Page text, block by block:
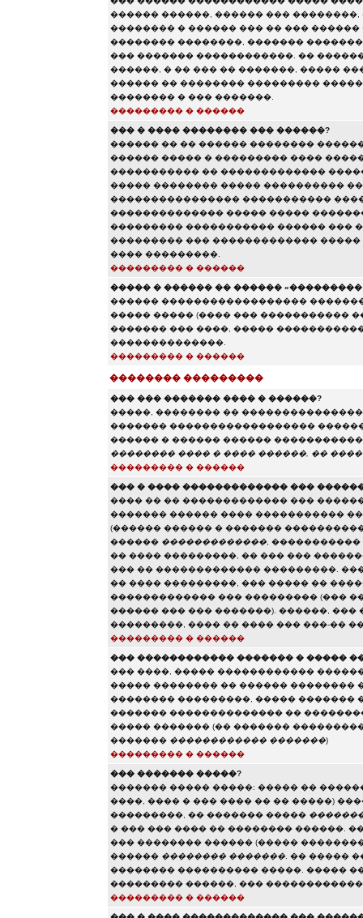
������ ������, ������ ���
�������� � ������ ��� �� ���
�������� ��������, �������
��� ������� ������������. ��
������, � �� ��� �� �������, �����
������ �� �������� ���������
�������� � ��� �������.
��������� � ������
��� � ���� �������� ��� ������?
������ �� �� ������ ��������
������ ����� � ��������� ����
����������� �� �������������
����� �������� ����� ����������
���������������� �����������
�������������� ����� �����
��������� ����������� ������ ���
��������� ��� �������������
���� ���������.
��������� � ������
����� � ������ �� ������ «���������
������ ������������������
����� ����� (���� ��� �����������
������� ��� ����, �����
��������������.
��������� � ������
�������� ���������
��� ��� ������� ���� � ������?
�����, �������� ��
������� ������������������
������ � ������ ������
�������� ���� � ���� ������, ��
��������� � ������
��� � ���� ������������� ���
���� �� �� ������������� ���
������� ������ ���� �����������
(������ ������ � �������
������ �������������, �����������
�� ���� ���������, �� ��� ���
��� �� ������������� ���������.
�� ���� ���������, ��� ����� ��
������������� ��� ��������� (���
������ ��� ��� �������). ������,
���������, ���� �� ���� ��� ���-��
��������� � ������
��� ������������ ������� � �����
��� ����, ����� ������������
����� �������� �� ������ ��������
�������� ���������, ����� �������
������� �������������� ��
����� ������� (�� �������
������� ������������ �������)
��������� � ������
��� ������� �����?
������� ����� �����: ����� ��
����, ���� � ��� ���� �� �� �����)
���������, �� ������� �����
� ��� ��� ���� �� �������� ������.
��� �������� ������ (�����
������ �������� �������. �� �����
�������� ���������� �����. �����
��������� ������, ���
��������� � ������